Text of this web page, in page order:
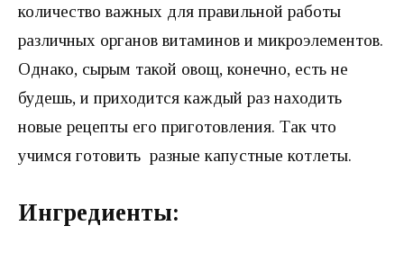
количество важных для правильной работы
различных органов витаминов и микроэлементов.
Однако, сырым такой овощ, конечно, есть не
будешь, и приходится каждый раз находить
новые рецепты его приготовления. Так что
учимся готовить разные капустные котлеты.
Ингредиенты: